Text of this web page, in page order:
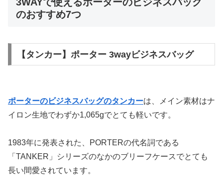
3WAYで使えるポーターのビジネスバッグ
のおすすめ7つ
【タンカー】ポーター 3wayビジネスバッグ
ポーターのビジネスバッグのタンカーは、メイン素材はナ
イロン生地でわずか1,065gでとても軽いです。
1983年に発表された、PORTERの代名詞である
「TANKER」シリーズのなかのブリーフケースでとても
長い間愛されています。